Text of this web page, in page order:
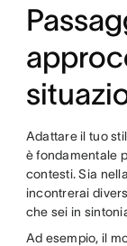
Adattare il tuo
è fondamentale
contesti. Sia
incontrerai
che sei in
Ad esempio, il